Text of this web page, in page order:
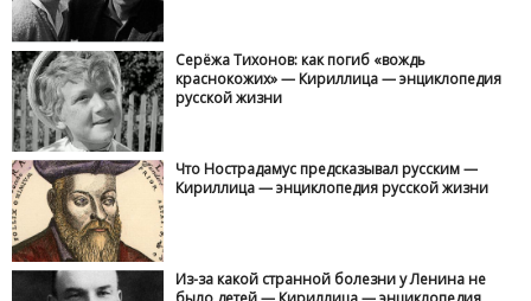
Серёжа Тихонов: как погиб «вождь
краснокожих» — Кириллица — энциклопедия
русской жизни
Что Нострадамус предсказывал русским —
Кириллица — энциклопедия русской жизни
Из-за какой странной болезни у Ленина не